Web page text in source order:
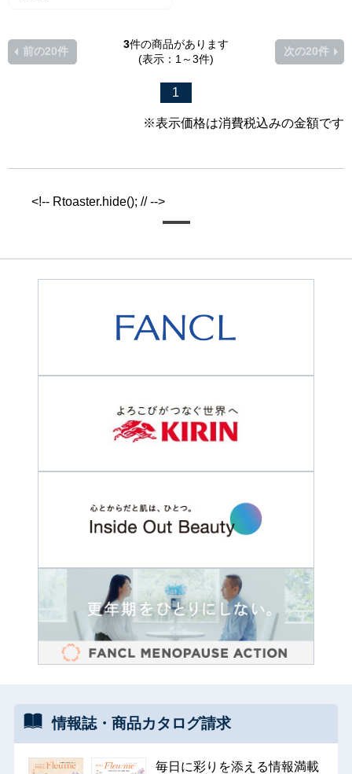
3件の商品があります
(表示：1～3件)
前の20件
1
次の20件
※表示価格は消費税込みの金額です
情報誌・ 商品カタログ請求
毎日に彩りを添える情報満載